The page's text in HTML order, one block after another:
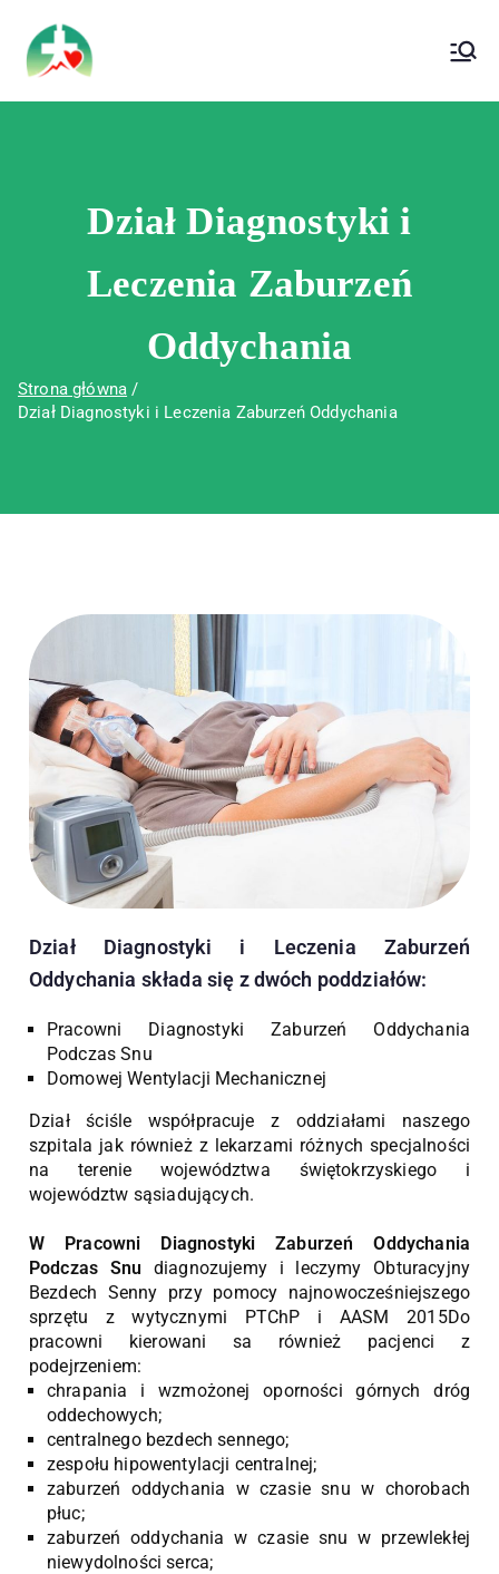
Wojewódzki Szpital Specjalistyczny im.
Św. Rafała w Czerwonej Górze
Dział Diagnostyki i
Leczenia Zaburzeń
Oddychania
Strona główna
Dział Diagnostyki i Leczenia Zaburzeń Oddychania
Dział Diagnostyki i Leczenia Zaburzeń
Oddychania składa się z dwóch poddziałów:
Pracowni Diagnostyki Zaburzeń Oddychania
Podczas Snu
Domowej Wentylacji Mechanicznej
Dział ściśle współpracuje z oddziałami naszego
szpitala jak również z lekarzami różnych specjalności
na terenie województwa świętokrzyskiego i
województw sąsiadujących.
W Pracowni Diagnostyki Zaburzeń Oddychania
Podczas Snu diagnozujemy i leczymy Obturacyjny
Bezdech Senny przy pomocy najnowocześniejszego
sprzętu z wytycznymi PTChP i AASM 2015Do
pracowni kierowani sa również pacjenci z
podejrzeniem:
chrapania i wzmożonej oporności górnych dróg
oddechowych;
centralnego bezdech sennego;
zespołu hipowentylacji centralnej;
zaburzeń oddychania w czasie snu w chorobach
płuc;
zaburzeń oddychania w czasie snu w przewlekłej
niewydolności serca;